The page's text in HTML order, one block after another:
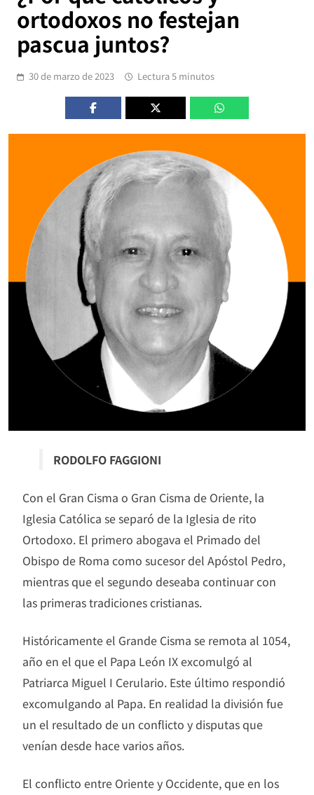
ortodoxos no festejan
pascua juntos?
30 de marzo de 2023 Lectura 5 minutos
RODOLFO FAGGIONI
Con el Gran Cisma o Gran Cisma de Oriente, la
Iglesia Católica se separó de la Iglesia de rito
Ortodoxo. El primero abogava el Primado del
Obispo de Roma como sucesor del Apóstol Pedro,
mientras que el segundo deseaba continuar con
las primeras tradiciones cristianas.
Históricamente el Grande Cisma se remota al 1054,
año en el que el Papa León IX excomulgó al
Patriarca Miguel I Cerulario. Este último respondió
excomulgando al Papa. En realidad la división fue
un el resultado de un conflicto y disputas que
venían desde hace varios años.
El conflicto entre Oriente y Occidente, que en los